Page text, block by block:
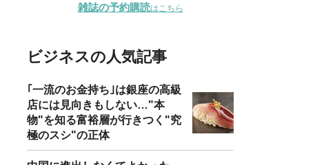
雑誌の予約購読はこちら
ビジネスの人気記事
｢一流のお金持ち｣は銀座の高級
店には見向きもしない…"本
物"を知る富裕層が行きつく"究
極のスシ"の正体